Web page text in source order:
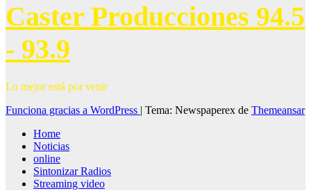
Caster Producciones 94.5
- 93.9
Lo mejor está por venir
Funciona gracias a WordPress | Tema: Newspaperex de Themeansar
Home
Noticias
online
Sintonizar Radios
Streaming video